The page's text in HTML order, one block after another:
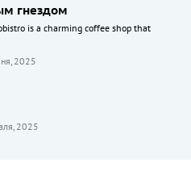
гнездом
is a charming coffee shop that
2025
2025